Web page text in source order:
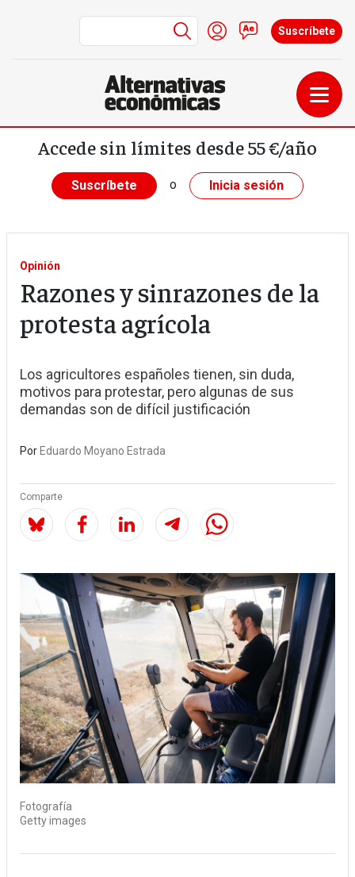
Pasar al contenido principal
Menú de cuenta de
Iniciar sesión
Contacto
Suscríbete
Accede sin límites desde 55 €/año
Suscríbete o Inicia sesión
Opinión
Razones y sinrazones de la
protesta agrícola
Los agricultores españoles tienen, sin duda,
motivos para protestar, pero algunas de sus
demandas son de difícil justificación
Por Eduardo Moyano Estrada
Comparte
Image
Fotografía
Getty images